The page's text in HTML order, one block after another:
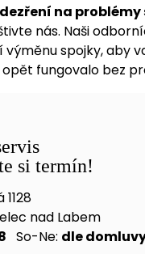
na problémy
nás. Naši
spojky, aby
opět fungovalo bez
si termín!
nad Labem
So-Ne: dle